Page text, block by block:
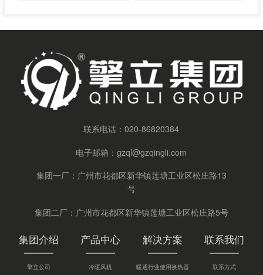
联系电话：020-86820384
电子邮箱：gzql@gzqingli.com
集团一厂：广州市花都区新华镇莲塘工业区松庄路13
号
集团二厂：广州市花都区新华镇莲塘工业区松庄路5号
集团介绍
擎立公司
产品中心
冷暖风机
解决方案
暖通行业使用换热器
联系我们
联系方式